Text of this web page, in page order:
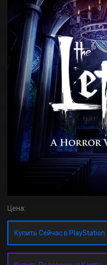
Цена:
Купить Сейчас в PlayStation